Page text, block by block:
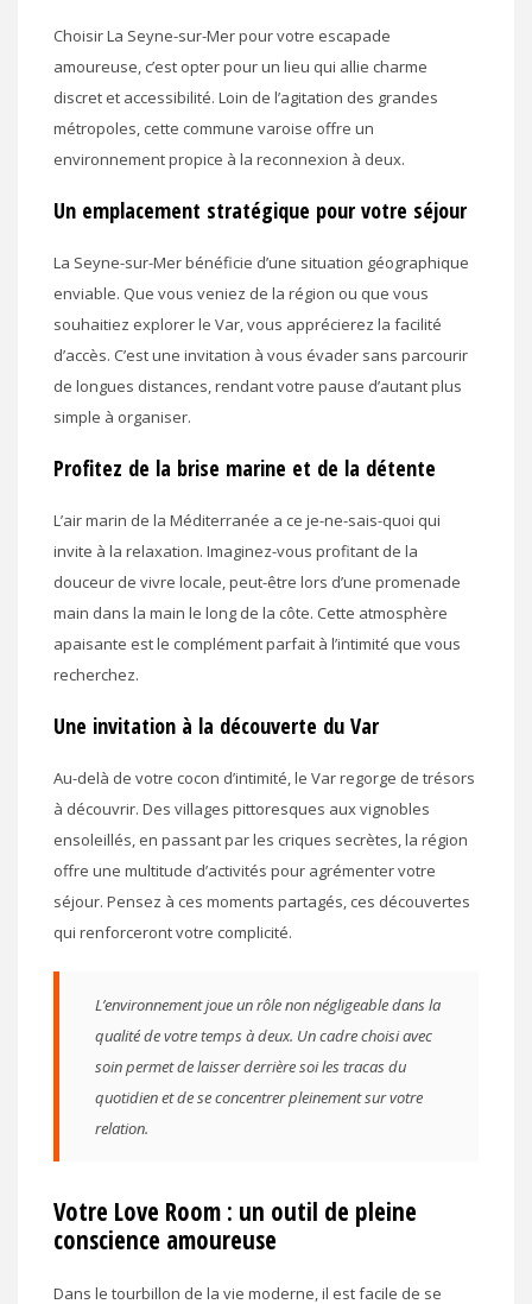
Choisir La Seyne-sur-Mer pour votre escapade
amoureuse, c’est opter pour un lieu qui allie charme
discret et accessibilité. Loin de l’agitation des grandes
métropoles, cette commune varoise offre un
environnement propice à la reconnexion à deux.
Un emplacement stratégique pour votre séjour
La Seyne-sur-Mer bénéficie d’une situation géographique
enviable. Que vous veniez de la région ou que vous
souhaitiez explorer le Var, vous apprécierez la facilité
d’accès. C’est une invitation à vous évader sans parcourir
de longues distances, rendant votre pause d’autant plus
simple à organiser.
Profitez de la brise marine et de la détente
L’air marin de la Méditerranée a ce je-ne-sais-quoi qui
invite à la relaxation. Imaginez-vous profitant de la
douceur de vivre locale, peut-être lors d’une promenade
main dans la main le long de la côte. Cette atmosphère
apaisante est le complément parfait à l’intimité que vous
recherchez.
Une invitation à la découverte du Var
Au-delà de votre cocon d’intimité, le Var regorge de trésors
à découvrir. Des villages pittoresques aux vignobles
ensoleillés, en passant par les criques secrètes, la région
offre une multitude d’activités pour agrémenter votre
séjour. Pensez à ces moments partagés, ces découvertes
qui renforceront votre complicité.
L’environnement joue un rôle non négligeable dans la
qualité de votre temps à deux. Un cadre choisi avec
soin permet de laisser derrière soi les tracas du
quotidien et de se concentrer pleinement sur votre
relation.
Votre Love Room : un outil de pleine
conscience amoureuse
Dans le tourbillon de la vie moderne, il est facile de se